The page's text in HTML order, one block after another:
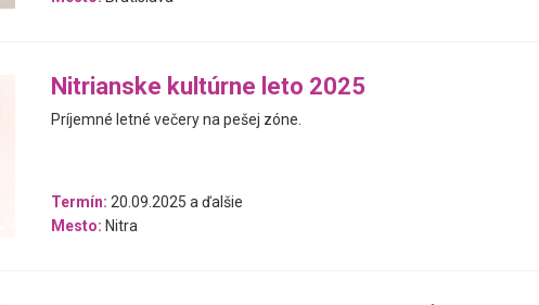
Nitrianske kultúrne leto 2025
Príjemné letné večery na pešej zóne.
Termín: 20.09.2025 a ďalšie
Mesto: Nitra